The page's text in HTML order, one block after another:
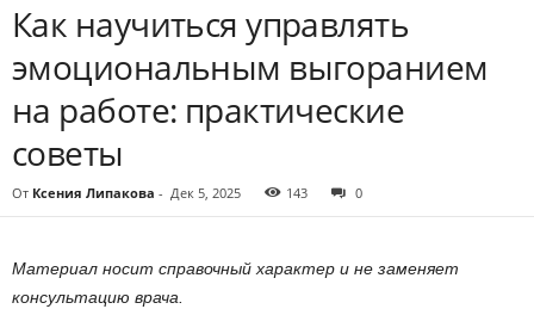
Как научиться управлять
эмоциональным выгоранием
на работе: практические
советы
От Ксения Липакова - Дек 5, 2025 143 0
Материал носит справочный характер и не заменяет
консультацию врача.